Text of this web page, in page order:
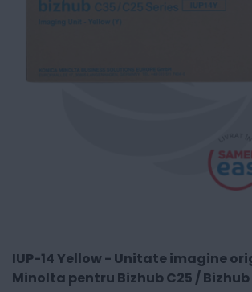
IUP-14 Yellow - Unitate imagine
Minolta pentru Bizhub C25 / Bizhub